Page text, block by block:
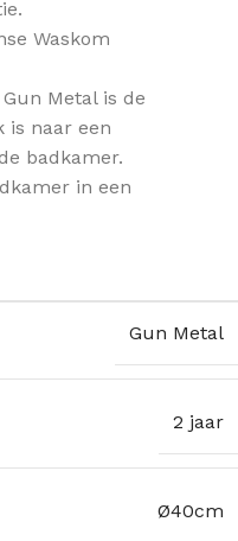
Waskom
Metal is de
is naar een
badkamer.
in een
Gun Metal
2 jaar
Ø40cm